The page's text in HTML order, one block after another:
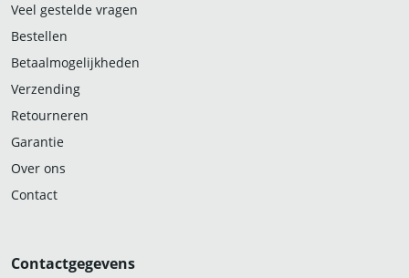
Veel gestelde vragen
Bestellen
Betaalmogelijkheden
Verzending
Retourneren
Garantie
Over ons
Contact
Contactgegevens